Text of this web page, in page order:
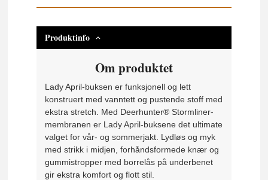
Produktinfo
Om produktet
Lady April-buksen er funksjonell og lett
konstruert med vanntett og pustende stoff med
ekstra stretch. Med Deerhunter® Stormliner-
membranen er Lady April-buksene det ultimate
valget for vår- og sommerjakt. Lydløs og myk
med strikk i midjen, forhåndsformede knær og
gummistropper med borrelås på underbenet
gir ekstra komfort og flott stil.